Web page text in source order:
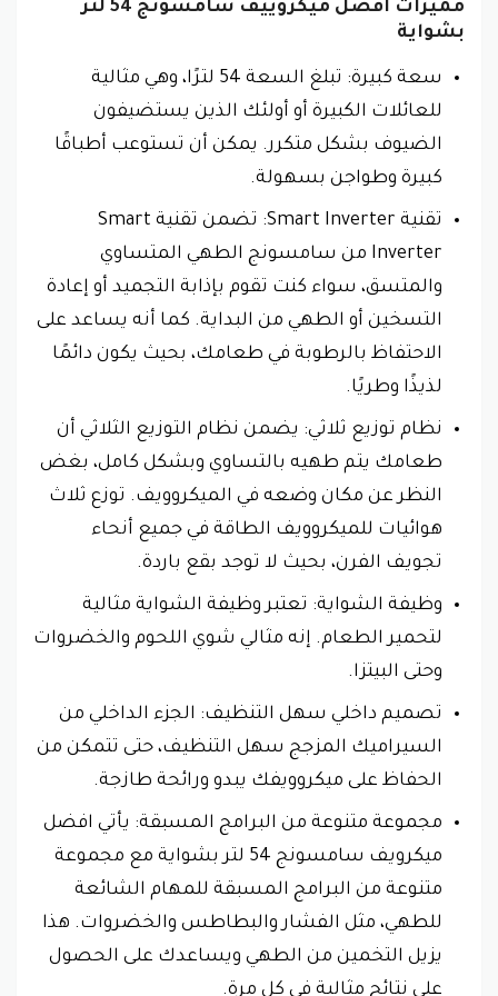
مميزات افضل ميكروييف سامسونج 54 لتر
بشواية
سعة كبيرة: تبلغ السعة 54 لترًا، وهي مثالية
للعائلات الكبيرة أو أولئك الذين يستضيفون
الضيوف بشكل متكرر. يمكن أن تستوعب أطباقًا
كبيرة وطواجن بسهولة.
تقنية Smart Inverter: تضمن تقنية Smart
Inverter من سامسونج الطهي المتساوي
والمتسق، سواء كنت تقوم بإذابة التجميد أو إعادة
التسخين أو الطهي من البداية. كما أنه يساعد على
الاحتفاظ بالرطوبة في طعامك، بحيث يكون دائمًا
لذيذًا وطريًا.
نظام توزيع ثلاثي: يضمن نظام التوزيع الثلاثي أن
طعامك يتم طهيه بالتساوي وبشكل كامل، بغض
النظر عن مكان وضعه في الميكروويف. توزع ثلاث
هوائيات للميكروويف الطاقة في جميع أنحاء
تجويف الفرن، بحيث لا توجد بقع باردة.
وظيفة الشواية: تعتبر وظيفة الشواية مثالية
لتحمير الطعام. إنه مثالي شوي اللحوم والخضروات
وحتى البيتزا.
تصميم داخلي سهل التنظيف: الجزء الداخلي من
السيراميك المزجج سهل التنظيف، حتى تتمكن من
الحفاظ على ميكروويفك يبدو ورائحة طازجة.
مجموعة متنوعة من البرامج المسبقة: يأتي افضل
ميكرويف سامسونج 54 لتر بشواية مع مجموعة
متنوعة من البرامج المسبقة للمهام الشائعة
للطهي، مثل الفشار والبطاطس والخضروات. هذا
يزيل التخمين من الطهي ويساعدك على الحصول
على نتائج مثالية في كل مرة.